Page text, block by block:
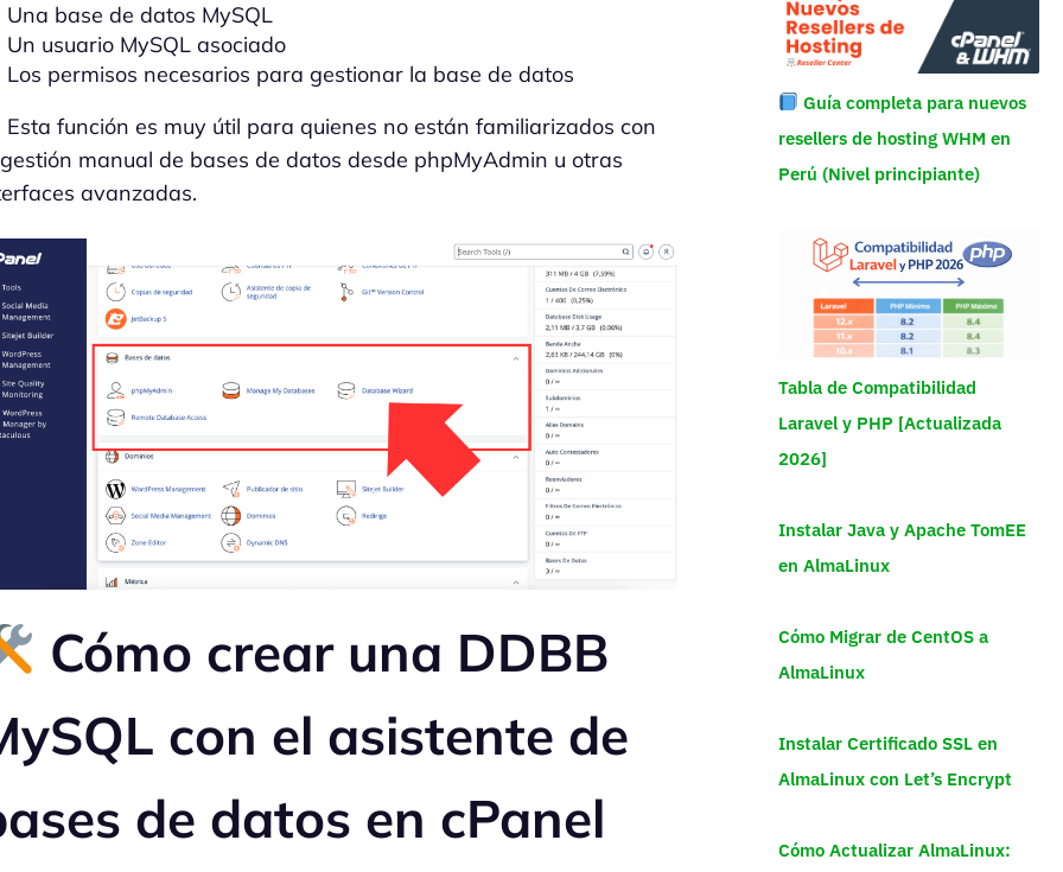
Una base de datos MySQL
Un usuario MySQL asociado
Los permisos necesarios para gestionar la base de datos
Esta función es muy útil para quienes no están familiarizados con
manual de bases de datos desde phpMyAdmin u otras
avanzadas.
Cómo crear una DDBB
con el asistente de
de datos en cPanel
Guía completa para nuevos
resellers de hosting WHM en
Perú (Nivel principiante)
Tabla de Compatibilidad
Laravel y PHP [Actualizada
2026]
Instalar Java y Apache TomEE
en AlmaLinux
Cómo Migrar de CentOS a
AlmaLinux
Instalar Certificado SSL en
AlmaLinux con Let’s Encrypt
Cómo Actualizar AlmaLinux: